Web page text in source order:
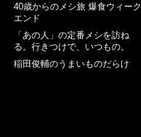
40歳からのメシ旅 爆食ウィーク
エンド
「あの人」の定番メシを訪ね
る。行きつけで、いつもの。
稲田俊輔のうまいものだらけ